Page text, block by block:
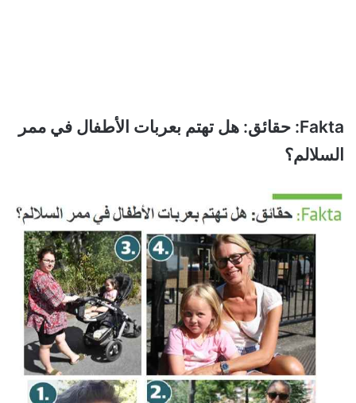
Fakta: حقائق: هل تهتم بعربات الأطفال في ممر
السلالم؟